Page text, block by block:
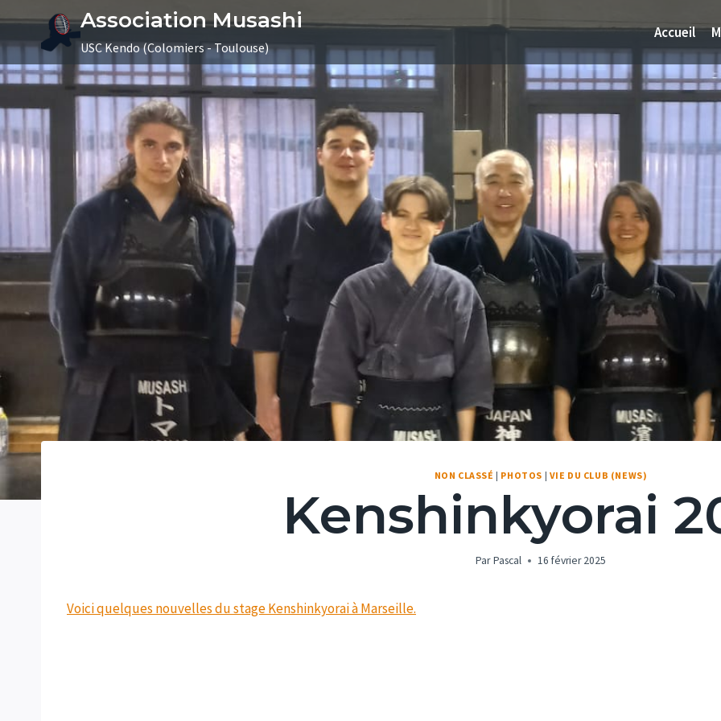
Association Musashi
USC Kendo (Colomiers - Toulouse)
Accueil
NON CLASSÉ | PHOTOS | VIE DU CLUB (NEWS)
Kenshinkyorai
Par Pascal 16 février 2025
Voici quelques nouvelles du stageKenshinkyoraià Marseille.